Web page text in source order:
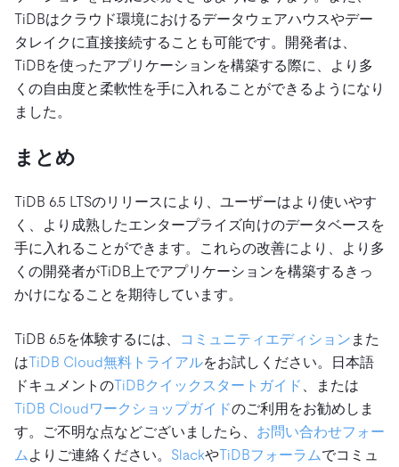
TiDBはクラウド環境におけるデータウェアハウスやデー
タレイクに直接接続することも可能です。開発者は、
TiDBを使ったアプリケーションを構築する際に、より多
くの自由度と柔軟性を手に入れることができるようになり
ました。
まとめ
TiDB 6.5 LTSのリリースにより、ユーザーはより使いやす
く、より成熟したエンタープライズ向けのデータベースを
手に入れることができます。これらの改善により、より多
くの開発者がTiDB上でアプリケーションを構築するきっ
かけになることを期待しています。
TiDB 6.5を体験するには、 コミュニティエディション また
はTiDB Cloud無料トライアルをお試しください。日本語
ドキュメントのTiDBクイックスタートガイド 、または
TiDB Cloudワークショップガイドのご利用をお勧めしま
す。ご不明な点などございましたら、 お問い合わせフォー
ムよりご連絡ください。 SlackやTiDBフォーラムでコミュ